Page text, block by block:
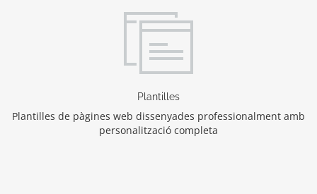
Plantilles
Plantilles de pàgines web dissenyades professionalment amb
personalització completa